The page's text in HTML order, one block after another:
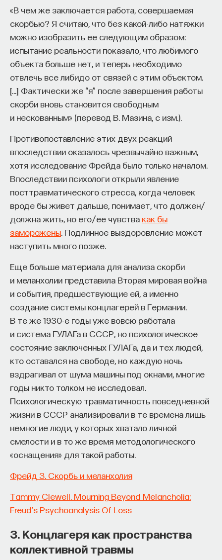
«В чем же заключается работа, совершаемая
скорбью? Я считаю, что без какой-либо натяжки
можно изобразить ее следующим образом:
испытание реальности показало, что любимого
объекта больше нет, и теперь необходимо
отвлечь все либидо от связей с этим объектом.
[…] Фактически же “я” после завершения работы
скорби вновь становится свободным
и нескованным» (перевод В. Мазина, с изм.).
Противопоставление этих двух реакций
впоследствии оказалось чрезвычайно важным,
хотя исследование Фрейда было только началом.
Впоследствии психологи открыли явление
посттравматического стресса, когда человек
вроде бы живет дальше, понимает, что должен/
должна жить, но его/ее чувства как бы
заморожены . Подлинное выздоровление может
наступить много позже.
Еще больше материала для анализа скорби
и меланхолии представила Вторая мировая война
и события, предшествующие ей, а именно
создание системы концлагерей в Германии.
В те же 1930-е годы уже вовсю работала
и система ГУЛАГа в СССР, но психологическое
состояние заключенных ГУЛАГа, да и тех людей,
кто оставался на свободе, но каждую ночь
вздрагивал от шума машины под окнами, многие
годы никто толком не исследовал.
Психологическую травматичность повседневной
жизни в СССР анализировали в те времена лишь
немногие люди, у которых хватало личной
смелости и в то же время методологического
«оснащения» для такой работы.
Фрейд З. Скорбь и меланхолия
Tammy Clewell. Mourning Beyond Melancholia:
Freud’s Psychoanalysis Of Loss
3. Концлагеря как пространства
коллективной травмы
оно формируется. Нам долго казалось, что
преподаватель может просто хорошо и логично
изложить материал, а студент — зафиксировать
его и затем воспроизвести. Но самый важный
момент происходит потом, когда человек
остается один на один с этим материалом
и пытается что-то с ним сделать. И получается,
что настоящее образование происходит
не в аудитории, а за ее пределами».
ИИ полезен не как костыль, а как
сложный собеседник
«Мы не наказываем студентов за использование
ИИ, потому что сам факт его использования еще
ничего не объясняет. Важно не то, что студент
обратился к ИИ, а то, как именно он это делает.
Если воспринимать ИИ просто как помощника,
ресурс или способ сэкономить усилия, студенты
чаще всего лишь снижают когнитивную
нагрузку — а университет вообще не для этого
создан. Они некритично делегируют агенту
самые разные задачи и переносят в эту
коммуникацию далеко не лучшие привычки.
Но если использовать ИИ как сложного
собеседника, который заставляет уточнять
основания, спорить и продумывать собственную
позицию, тогда студент действительно
продвигается. Решающее значение имеет
не объем общения и не тип задания, а характер
самой коммуникации».
«Мыслить как учёный» — подкаст основателя
ПостНауки Ивара Максутова о людях, которые
меняют мир. В каждом выпуске — разговоры
с исследователями, предпринимателями,
инвесторами и изобретателями. За десятки
эпизодов Ивар обсудил большие языковые
данные в фармацевтике с Ириной Ефименко,
агротехнологии с Михаилом Тавером и много
других тем — от коучинга до фармакогенетики.